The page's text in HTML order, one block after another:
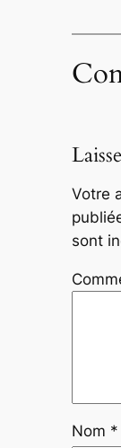
Votre
sont
Nom *